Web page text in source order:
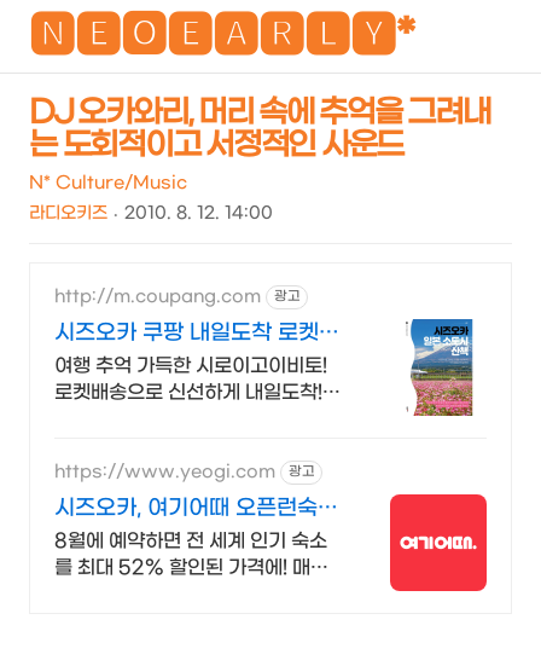
🅽🅴🅾🅴🅰🆁🅻🆈*
DJ 오카와리, 머리 속에 추억을 그려내
는 도회적이고 서정적인 사운드
N* Culture/Music
라디오키즈
2010. 8. 12. 14:00
http://m.coupang.com 광고
시즈오카 쿠팡 내일도착 로켓배
송
여행 추억 가득한 시로이고이비토!
로켓배송으로 신선하게 내일도착!
https://www.yeogi.com 광고
시즈오카, 여기어때 오픈런숙소
최대 81% 할인
8월에 예약하면 전 세계 인기 숙소
를 최대 52% 할인된 가격에! 매주